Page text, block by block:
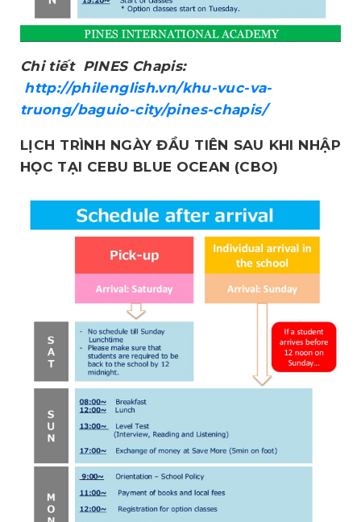
Chi tiết PINES Chapis:
http://philenglish.vn/khu-vuc-va-
truong/baguio-city/pines-chapis/
LỊCH TRÌNH NGÀY ĐẦU TIÊN SAU KHI NHẬP
HỌC TẠI CEBU BLUE OCEAN (CBO)